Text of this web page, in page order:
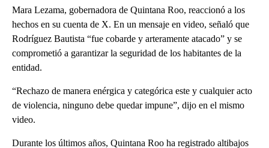
Mara Lezama, gobernadora de Quintana Roo, reaccionó a los
hechos en su cuenta de X. En un mensaje en video, señaló que
Rodríguez Bautista “fue cobarde y arteramente atacado” y se
comprometió a garantizar la seguridad de los habitantes de la
entidad.
“Rechazo de manera enérgica y categórica este y cualquier acto
de violencia, ninguno debe quedar impune”, dijo en el mismo
video.
Durante los últimos años, Quintana Roo ha registrado altibajos